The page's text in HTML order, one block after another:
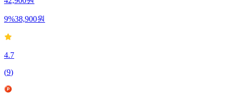
42,900원
9%38,900원
4.7
(9)